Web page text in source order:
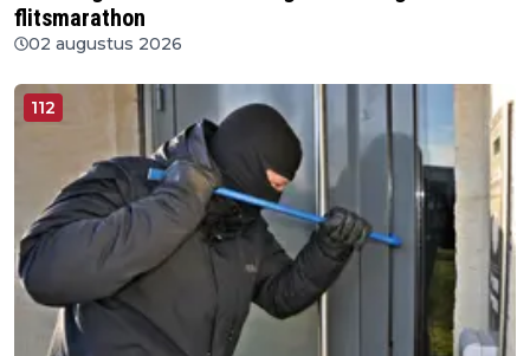
flitsmarathon
02 augustus 2026
112